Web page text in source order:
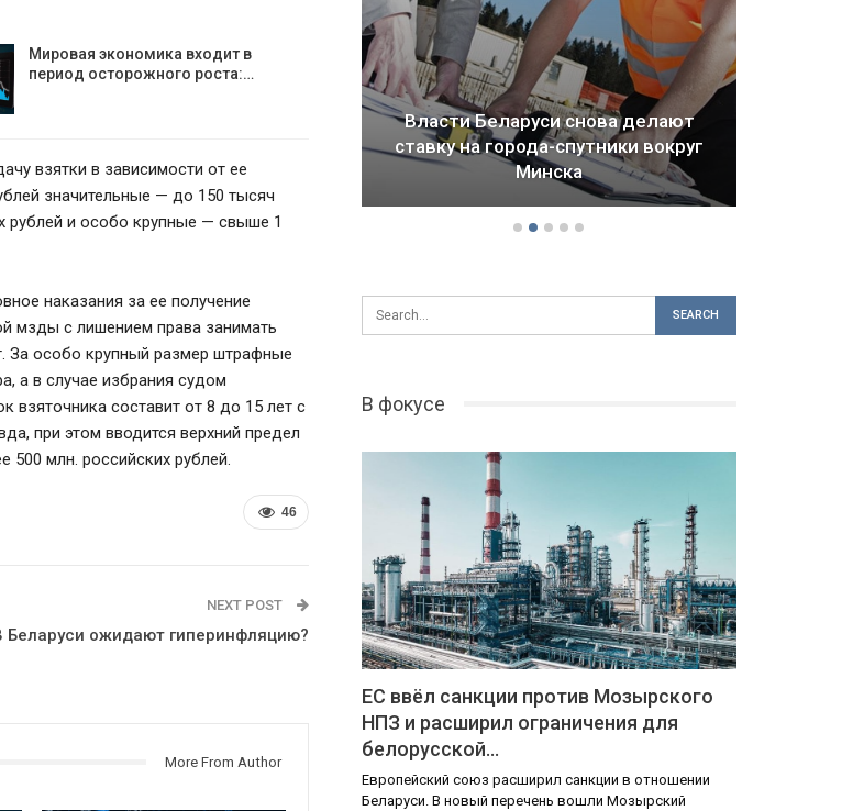
Мировая экономика входит в
период осторожного роста:…
взятки в зависимости от ее
значительные — до 150 тысяч
рублей и особо крупные — свыше 1
наказания за ее получение
мзды с лишением права занимать
За особо крупный размер штрафные
а в случае избрания судом
взяточника составит от 8 до 15 лет с
при этом вводится верхний предел
500 млн. российских рублей.
46
NEXT POST
Беларуси ожидают гиперинфляцию?
More From Author
Власти Беларуси снова делают
ставку на города-спутники вокруг
Минска
Драма Детройта: как ломается
будущее городов и стран
В фокусе
ЕС ввёл санкции против Мозырского
НПЗ и расширил ограничения для
белорусской…
Европейский союз расширил санкции в отношении
Беларуси. В новый перечень вошли Мозырский